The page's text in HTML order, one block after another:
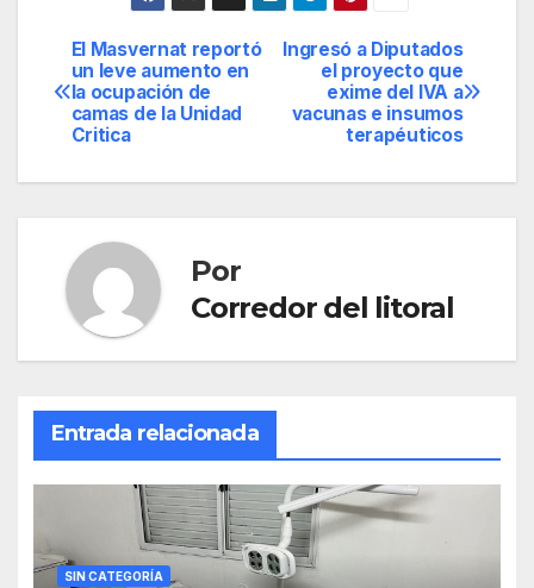
Navegación
de
Ingresó a Diputados
el proyecto que
exime del IVA a
vacunas e insumos
terapéuticos
El Masvernat reportó
un leve aumento en
la ocupación de
camas de la Unidad
Critica
Por
Corredor del litoral
Entrada relacionada
SIN CATEGORÍA